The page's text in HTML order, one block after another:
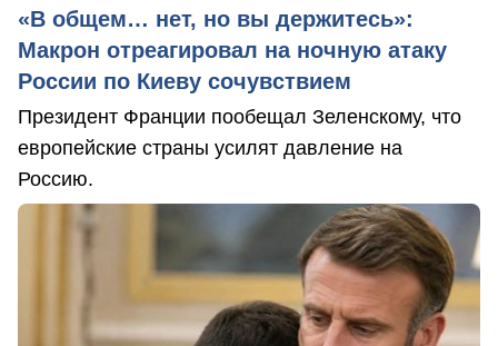
«В общем… нет, но вы держитесь»:
Макрон отреагировал на ночную атаку
России по Киеву сочувствием
Президент Франции пообещал Зеленскому, что
европейские страны усилят давление на
Россию.